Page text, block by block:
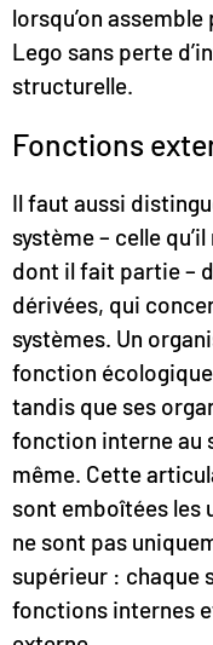
lorsqu’on
Lego sans perte
structurelle.
Fonctions
Il faut aussi
système – celle
dont il fait partie –
dérivées, qui
systèmes. Un
fonction
tandis que ses
fonction interne au
même. Cette
sont emboîtées les
ne sont pas
supérieur : chaque
fonctions internes